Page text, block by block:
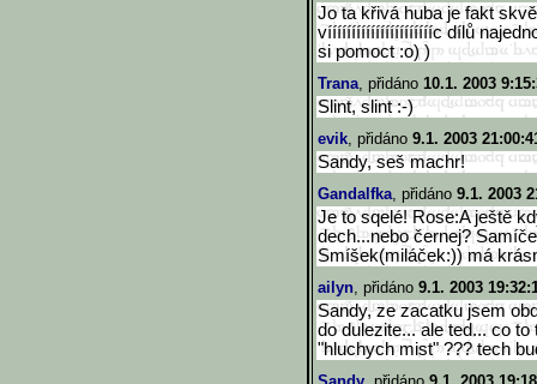
Jo ta křivá huba je fakt
vííííííííííííííííííííííc dílů
si pomoct :o) )
Trana, přidáno 10.1. 2003
Slint, slint :-)
evik, přidáno 9.1. 2003
Sandy, seš machr!
Gandalfka, přidáno 9.1. 2003
Je to sqelé! Rose:A ještě
dech...nebo černej?
Smíšek(miláček:)) má
ailyn, přidáno 9.1. 2003
Sandy, ze zacatku jsem
do dulezite... ale ted... co
"hluchych mist" ??? tech